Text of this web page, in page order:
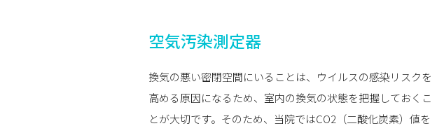
空気汚染測定器
換気の悪い密閉空間にいることは、ウイルスの感染リスクを
高める原因になるため、室内の換気の状態を把握しておくこ
とが大切です。そのため、当院ではCO2（二酸化炭素）値を